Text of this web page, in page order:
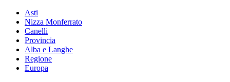
Asti
Nizza Monferrato
Canelli
Provincia
Alba e Langhe
Regione
Europa